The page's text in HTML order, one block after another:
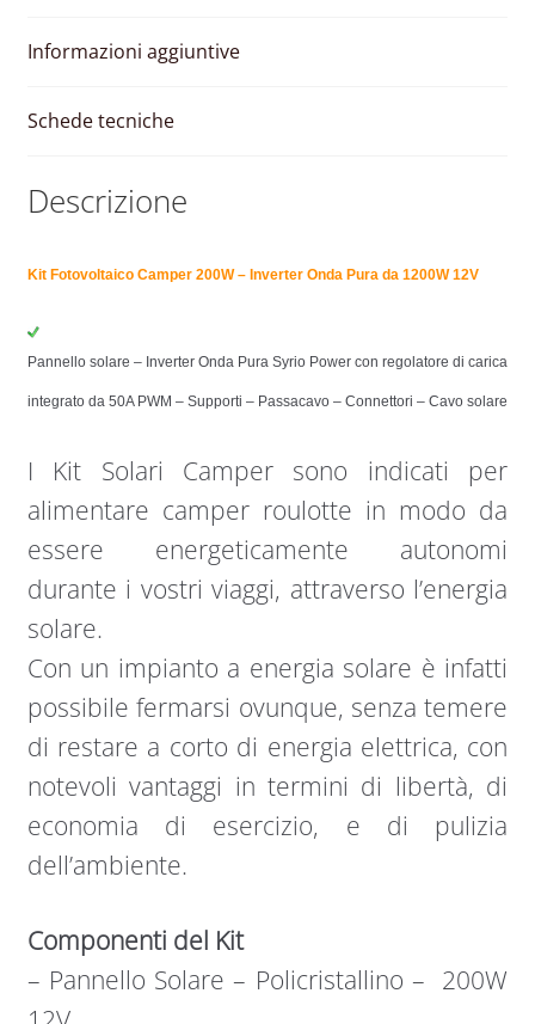
Informazioni aggiuntive
Schede tecniche
Descrizione
Kit Fotovoltaico Camper 200W – Inverter Onda Pura da 1200W 12V
Pannello solare – Inverter Onda Pura Syrio Power con regolatore di carica
integrato da 50A PWM – Supporti – Passacavo – Connettori – Cavo solare
I Kit Solari Camper sono indicati per
alimentare camper roulotte in modo da
essere energeticamente autonomi
durante i vostri viaggi, attraverso l’energia
solare.
Con un impianto a energia solare è infatti
possibile fermarsi ovunque, senza temere
di restare a corto di energia elettrica, con
notevoli vantaggi in termini di libertà, di
economia di esercizio, e di pulizia
dell’ambiente.
Componenti del Kit
– Pannello Solare – Policristallino – 200W